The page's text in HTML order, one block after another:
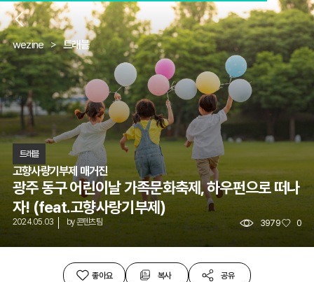
뒤
wezine 트래블
트래블
고향사량기부제 매거진
광주 동구 어린이날 가족문화축제, 하우펀으로 떠나
자! (feat.고향사랑기부제)
2024.05.03 by콘텐츠팀 3979 0
좋아요 복사 공유